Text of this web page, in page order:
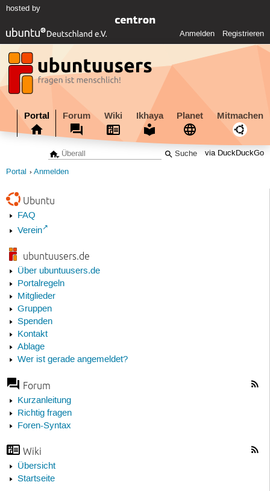
hosted by
Anmelden Registrieren
Portal Forum Wiki Ikhaya Planet Mitmachen
via DuckDuckGo
Portal Anmelden
Ubuntu
FAQ
Verein
ubuntuusers.de
Über ubuntuusers.de
Portalregeln
Mitglieder
Gruppen
Spenden
Kontakt
Ablage
Wer ist gerade angemeldet?
Forum
Kurzanleitung
Richtig fragen
Foren-Syntax
Wiki
Übersicht
Startseite